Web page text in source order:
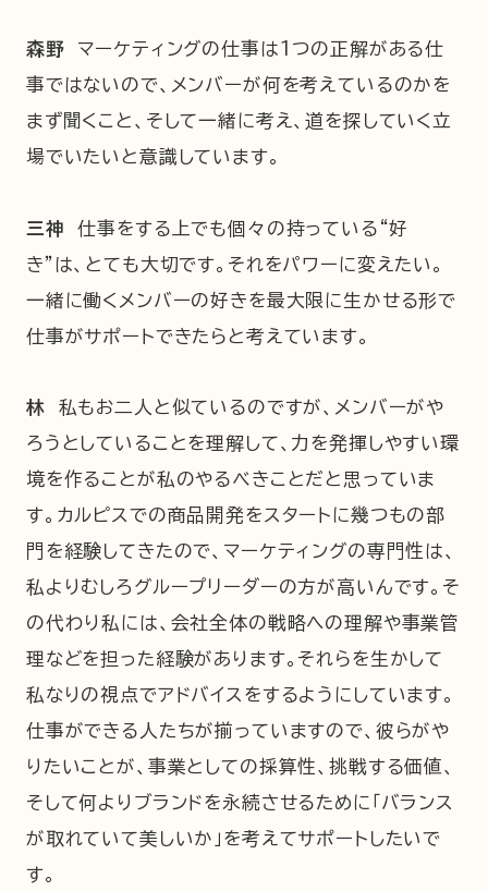
森野 マーケティングの仕事は1つの正解がある仕
事ではないので、メンバーが何を考えているのかを
まず聞くこと、そして一緒に考え、道を探していく立
場でいたいと意識しています。
三神 仕事をする上でも個々の持っている“好
き”は、とても大切です。それをパワーに変えたい。
一緒に働くメンバーの好きを最大限に生かせる形で
仕事がサポートできたらと考えています。
林 私もお二人と似ているのですが、メンバーがや
ろうとしていることを理解して、力を発揮しやすい環
境を作ることが私のやるべきことだと思っていま
す。カルピスでの商品開発をスタートに幾つもの部
門を経験してきたので、マーケティングの専門性は、
私よりむしろグループリーダーの方が高いんです。そ
の代わり私には、会社全体の戦略への理解や事業管
理などを担った経験があります。それらを生かして
私なりの視点でアドバイスをするようにしています。
仕事ができる人たちが揃っていますので、彼らがや
りたいことが、事業としての採算性、挑戦する価値、
そして何よりブランドを永続させるために「バランス
が取れていて美しいか」を考えてサポートしたいで
す。